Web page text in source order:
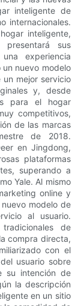
inteligente de
internacionales.
inteligente,
presentará sus
experiencia
nuevo modelo
mejor servicio
y, desde
para el hogar
competitivos,
de las marcas
de 2018.
en Jingdong,
plataformas
superando a
Yale. Al mismo
online y
modelo de
al usuario.
de
compra directa,
con el
usuario sobre
su intención de
la descripción
en un sitio